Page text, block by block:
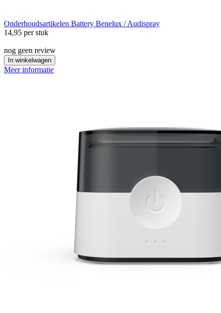
Onderhoudsartikelen Battery Benelux / Audispray
14,95 per stuk
nog geen review
In winkelwagen
Meer informatie